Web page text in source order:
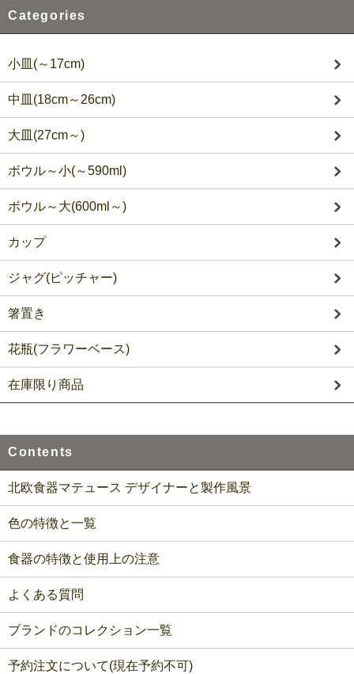
Categories
小皿(～17cm)
中皿(18cm～26cm)
大皿(27cm～)
ボウル～小(～590ml)
ボウル～大(600ml～)
カップ
ジャグ(ピッチャー)
箸置き
花瓶(フラワーベース)
在庫限り商品
Contents
北欧食器マテュース デザイナーと製作風景
色の特徴と一覧
食器の特徴と使用上の注意
よくある質問
ブランドのコレクション一覧
予約注文について(現在予約不可)